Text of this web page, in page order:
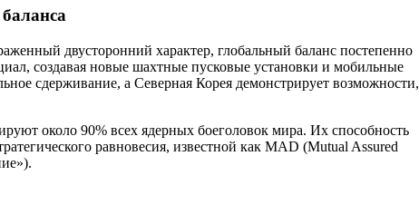
двусторонний характер, глобальный баланс постепенно
создавая новые шахтные пусковые установки и мобильные
сдерживание, а Северная Корея демонстрирует возможности,
около 90% всех ядерных боеголовок мира. Их способность
равновесия, известной как MAD (Mutual Assured